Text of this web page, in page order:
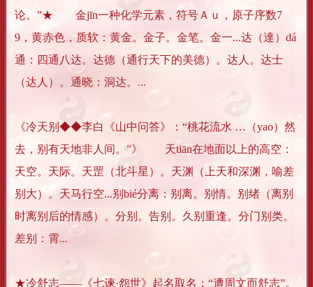
论。”★ 金jīn一种化学元素，符号Ａｕ，原子序数7
9，黄赤色，质软：黄金。金子。金笔。金一...达（達）dá
通：四通八达。达德（通行天下的美德）。达人。达士
（达人）。通晓：洞达。...
《冷天别◆◆李白《山中问答》：“桃花流水 …（yao）然
去，别有天地非人间。”》 天tiān在地面以上的高空：
天空。天际。天罡（北斗星）。天渊（上天和深渊，喻差
别大）。天马行空...别bié分离：别离。别情。别绪（离别
时离别后的情感）。分别。告别。久别重逢。分门别类。
差别：霄...
★冷舒志——《七谏·怨世》起名取名：“遭周文而舒志”。